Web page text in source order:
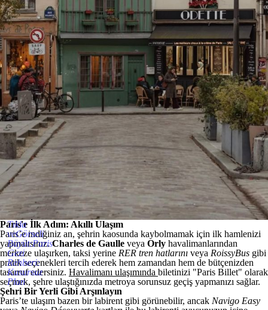
Tıkla
veGörseli
Büyüt:Paris
Gezi
Rehberi:
Kusursuz
Plan
Paris'e İlk Adım: Akıllı Ulaşım
Paris’e indiğiniz an, şehrin kaosunda kaybolmamak için ilk hamlenizi
yapmalısınız.Charles de Gaulle veya Orly havalimanlarından
merkeze ulaşırken, taksi yerine RER tren hatlarını veya RoissyBus gibi
pratik seçenekleri tercih ederek hem zamandan hem de bütçenizden
tasarruf edersiniz. Havalimanı ulaşımında biletinizi "Paris Billet" olarak
seçmek, şehre ulaştığınızda metroya sorunsuz geçiş yapmanızı sağlar.
Şehri Bir Yerli Gibi Arşınlayın
Paris’te ulaşım bazen bir labirent gibi görünebilir, ancak Navigo Easy